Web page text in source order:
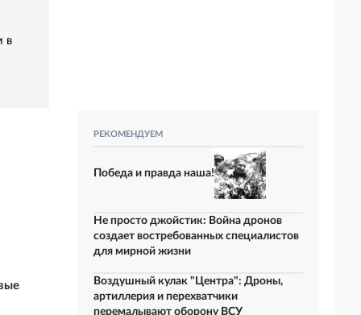
в
РЕКОМЕНДУЕМ
Победа и правда наша!
Не просто джойстик: Война дронов
создает востребованных специалистов
для мирной жизни
Воздушный кулак "Центра": Дроны,
артиллерия и перехватчики
перемалывают оборону ВСУ